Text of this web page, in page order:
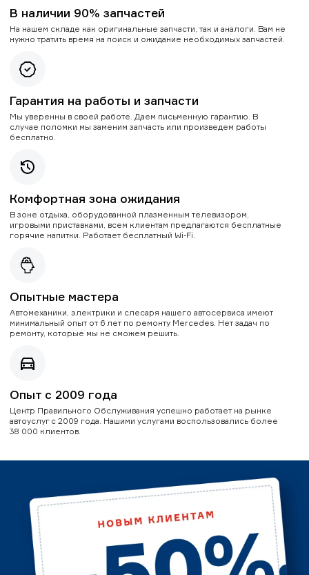
В наличии 90% запчастей
На нашем складе как оригинальные запчасти, так и аналоги. Вам не
нужно тратить время на поиск и ожидание необходимых запчастей.
Гарантия на работы и запчасти
Мы уверенны в своей работе. Даем письменную гарантию. В
случае поломки мы заменим запчасть или произведем работы
бесплатно.
Комфортная зона ожидания
В зоне отдыха, оборудованной плазменным телевизором,
игровыми приставками, всем клиентам предлагаются бесплатные
горячие напитки. Работает бесплатный Wi-Fi.
Опытные мастера
Автомеханики, электрики и слесаря нашего автосервиса имеют
минимальный опыт от 6 лет по ремонту Mercedes. Нет задач по
ремонту, которые мы не сможем решить.
Опыт с 2009 года
Центр Правильного Обслуживания успешно работает на рынке
автоуслуг с 2009 года. Нашими услугами воспользовались более
38 000 клиентов.